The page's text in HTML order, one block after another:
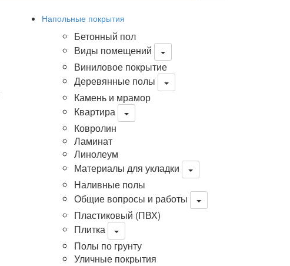
Напольные покрытия
Бетонный пол
Виды помещений
Виниловое покрытие
Деревянные полы
Камень и мрамор
Квартира
Ковролин
Ламинат
Линолеум
Материалы для укладки
Наливные полы
Общие вопросы и работы
Пластиковый (ПВХ)
Плитка
Полы по грунту
Уличные покрытия